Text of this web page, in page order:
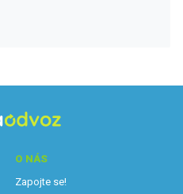
O NÁS
Zapojte se!